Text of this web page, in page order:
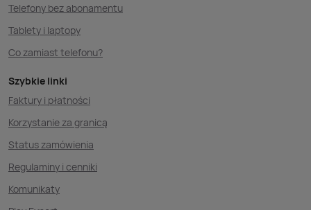
Telefony bez abonamentu
Tablety i laptopy
Co zamiast telefonu?
Szybkie linki
Faktury i płatności
Korzystanie za granicą
Status zamówienia
Regulaminy i cenniki
Komunikaty